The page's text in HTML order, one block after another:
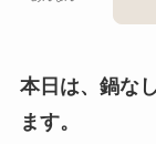
本日は、鍋な
ます。